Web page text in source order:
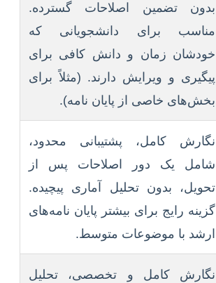
بدون تضمین اصلاحات گسترده.
مناسب برای دانشجویانی که
خودشان زمان و دانش کافی برای
پیگیری و ویرایش دارند. (مثلاً برای
بخش‌های خاصی از پایان نامه).
نگارش کامل، پشتیبانی محدود،
شامل یک دور اصلاحات پس از
تحویل، بدون تحلیل آماری پیچیده.
گزینه رایج برای بیشتر پایان نامه‌های
ارشد با موضوعات متوسط.
نگارش کامل و تخصصی، تحلیل